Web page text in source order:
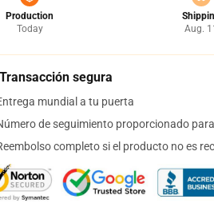
Production
Today
Aug. 11
Transacción segura
mundial a tu puerta
de seguimiento proporcionado
completo si el producto no es